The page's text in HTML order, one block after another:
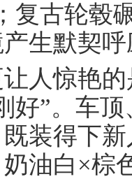
复古轮毂
产生默契
惊艳的
好”。车
装得下
油白×棕